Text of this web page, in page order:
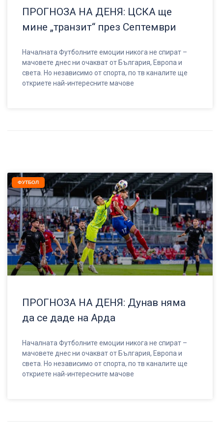
ПРОГНОЗА НА ДЕНЯ: ЦСКА ще
мине „транзит“ през Септември
Началната Футболните емоции никога не спират –
мачовете днес ни очакват от България, Европа и
света. Но независимо от спорта, по тв каналите ще
откриете най-интересните мачове
ФУТБОЛ
ПРОГНОЗА НА ДЕНЯ: Дунав няма
да се даде на Арда
Началната Футболните емоции никога не спират –
мачовете днес ни очакват от България, Европа и
света. Но независимо от спорта, по тв каналите ще
откриете най-интересните мачове